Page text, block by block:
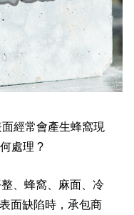
經常會產生蜂窩現
處理 ?
、蜂窩、麻面、冷
面缺陷時，承包商